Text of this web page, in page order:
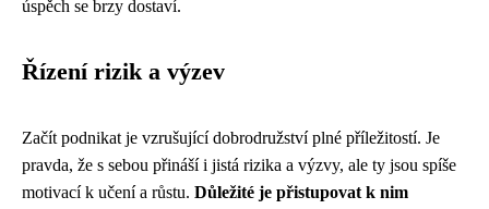
úspěch se brzy dostaví.
Řízení rizik a výzev
Začít podnikat je vzrušující dobrodružství plné příležitostí. Je
pravda, že s sebou přináší i jistá rizika a výzvy, ale ty jsou spíše
motivací k učení a růstu. Důležité je přistupovat k nim